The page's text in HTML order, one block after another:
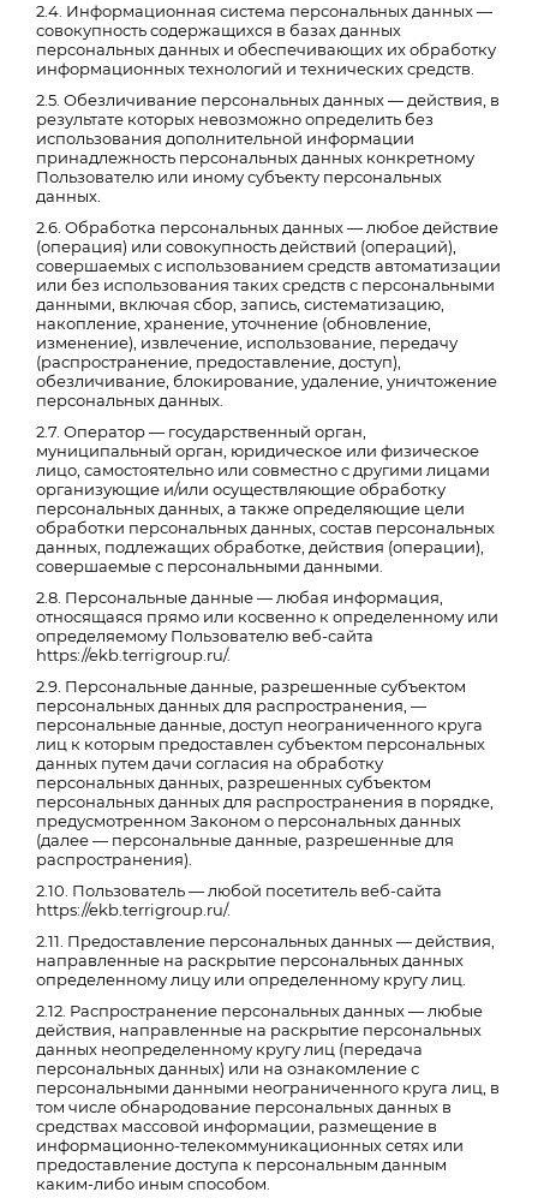
2.4. Информационная система персональных данных —
совокупность содержащихся в базах данных
персональных данных и обеспечивающих их обработку
информационных технологий и технических средств.
2.5. Обезличивание персональных данных — действия, в
результате которых невозможно определить без
использования дополнительной информации
принадлежность персональных данных конкретному
Пользователю или иному субъекту персональных
данных.
2.6. Обработка персональных данных — любое действие
(операция) или совокупность действий (операций),
совершаемых с использованием средств автоматизации
или без использования таких средств с персональными
данными, включая сбор, запись, систематизацию,
накопление, хранение, уточнение (обновление,
изменение), извлечение, использование, передачу
(распространение, предоставление, доступ),
обезличивание, блокирование, удаление, уничтожение
персональных данных.
2.7. Оператор — государственный орган,
муниципальный орган, юридическое или физическое
лицо, самостоятельно или совместно с другими лицами
организующие и/или осуществляющие обработку
персональных данных, а также определяющие цели
обработки персональных данных, состав персональных
данных, подлежащих обработке, действия (операции),
совершаемые с персональными данными.
2.8. Персональные данные — любая информация,
относящаяся прямо или косвенно к определенному или
определяемому Пользователю веб-сайта
https://ekb.terrigroup.ru/.
2.9. Персональные данные, разрешенные субъектом
персональных данных для распространения, —
персональные данные, доступ неограниченного круга
лиц к которым предоставлен субъектом персональных
данных путем дачи согласия на обработку
персональных данных, разрешенных субъектом
персональных данных для распространения в порядке,
предусмотренном Законом о персональных данных
(далее — персональные данные, разрешенные для
распространения).
2.10. Пользователь — любой посетитель веб-сайта
https://ekb.terrigroup.ru/.
2.11. Предоставление персональных данных — действия,
направленные на раскрытие персональных данных
определенному лицу или определенному кругу лиц.
2.12. Распространение персональных данных — любые
действия, направленные на раскрытие персональных
данных неопределенному кругу лиц (передача
персональных данных) или на ознакомление с
персональными данными неограниченного круга лиц, в
том числе обнародование персональных данных в
средствах массовой информации, размещение в
информационно-телекоммуникационных сетях или
предоставление доступа к персональным данным
каким-либо иным способом.